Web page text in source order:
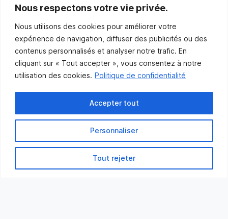
Nous respectons votre vie privée.
Nous utilisons des cookies pour améliorer votre
expérience de navigation, diffuser des publicités ou des
contenus personnalisés et analyser notre trafic. En
cliquant sur « Tout accepter », vous consentez à notre
utilisation des cookies. Politique de confidentialité
Personnaliser
Tout rejeter
Accepter tout
communications@muniles.ca
418 986-3100
Composez le 1 en tout temps pour toutes urgences.
Abonnez-vous
Abonnez-vous pour recevoir les nouvelles
de la Municipalité par courriel.